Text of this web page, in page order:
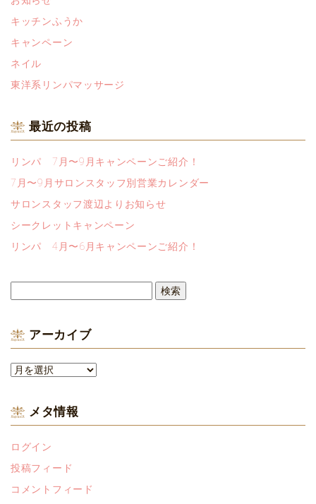
キッチンふうか
キャンペーン
ネイル
東洋系リンパマッサージ
最近の投稿
リンパ 7月〜9月キャンペーンご紹介！
7月〜9月サロンスタッフ別営業カレンダー
サロンスタッフ渡辺よりお知らせ
シークレットキャンペーン
リンパ 4月〜6月キャンペーンご紹介！
索:
アーカイブ
ア
イ
ブ
メタ情報
ログイン
投稿フィード
コメントフィード